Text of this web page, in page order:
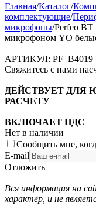
Главная/Каталог/
комплектующие/
микрофоны/Perfeo BT
микрофоном YO
АРТИКУЛ: PF_B4019
Свяжитесь с нами
ДЕЙСТВУЕТ ДЛЯ
РАСЧЕТУ
ВКЛЮЧАЕТ НДС
Нет в наличии
Сообщить мне,
E-mail
Отложить
Вся информация на
характер, и не